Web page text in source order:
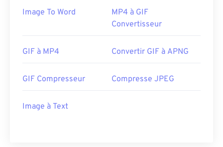
Image To Word
MP4 à GIF
Convertisseur
GIF à MP4 Convertir GIF à APNG
GIF Compresseur Compresse JPEG
Image à Text